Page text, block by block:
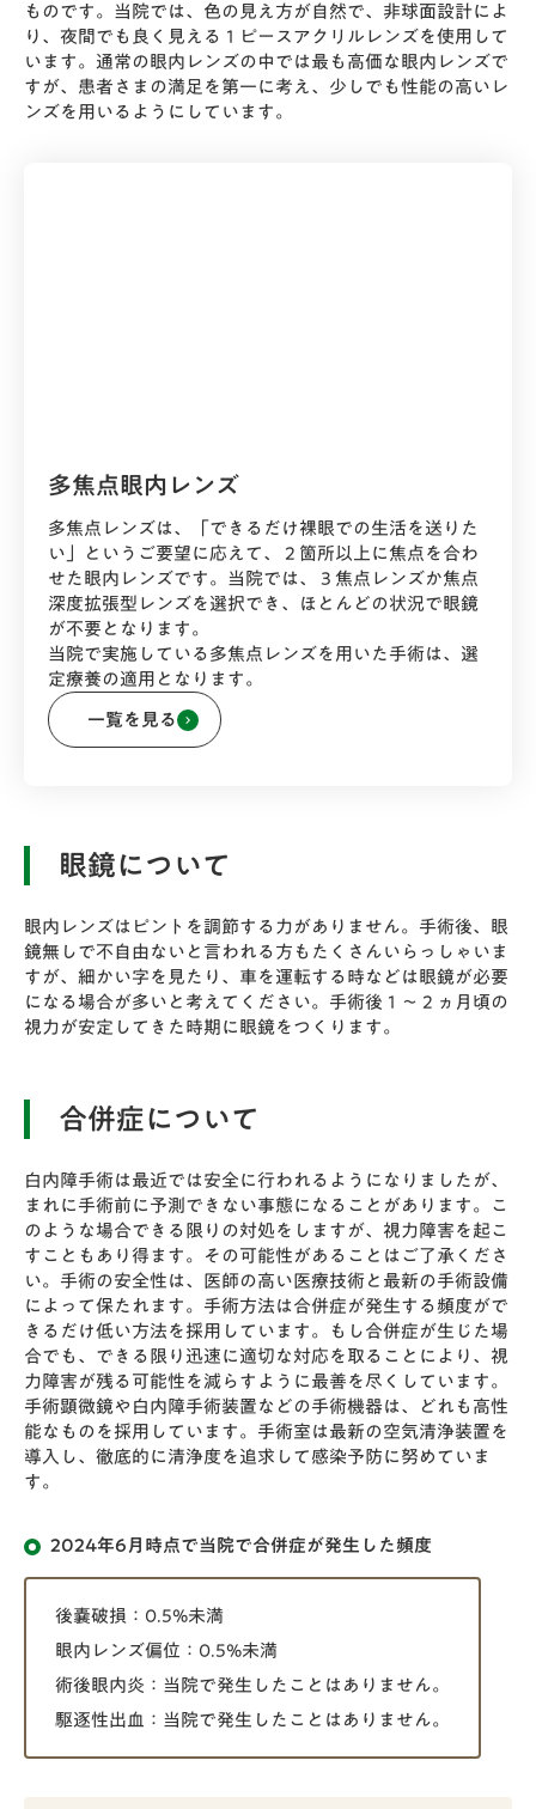
手術中
04
手術終了後、１０分程度は、椅子に座って安静にしてくだ
さい。スタッフから手術後の注意事項などの説明を受け、
帰宅できます。来院から帰宅まで、１時間半から２時間く
らいかかります。
手術後は、普段通りに飲食を行って大丈夫です。ただし、
飲酒は軽めにしてください。
薬をさしたりしないでください。帰宅後も転倒やふらつき
に注意して、できるだけ安静にしてください。
ものです。当院では、色の見え方が自然で、非球面設計によ
り、夜間でも良く見える１ピースアクリルレンズを使用して
います。通常の眼内レンズの中では最も高価な眼内レンズで
すが、患者さまの満足を第一に考え、少しでも性能の高いレ
ンズを用いるようにしています。
多焦点眼内レンズ
多焦点レンズは、「できるだけ裸眼での生活を送りた
い」というご要望に応えて、２箇所以上に焦点を合わ
せた眼内レンズです。当院では、３焦点レンズか焦点
深度拡張型レンズを選択でき、ほとんどの状況で眼鏡
が不要となります。
当院で実施している多焦点レンズを用いた手術は、選
定療養の適用となります。
一覧を見る
keyboard_arrow_right
眼鏡について
眼内レンズはピントを調節する力がありません。手術後、眼
鏡無しで不自由ないと言われる方もたくさんいらっしゃいま
すが、細かい字を見たり、車を運転する時などは眼鏡が必要
になる場合が多いと考えてください。手術後１～２ヵ月頃の
視力が安定してきた時期に眼鏡をつくります。
合併症について
白内障手術は最近では安全に行われるようになりましたが、
まれに手術前に予測できない事態になることがあります。こ
のような場合できる限りの対処をしますが、視力障害を起こ
すこともあり得ます。その可能性があることはご了承くださ
い。手術の安全性は、医師の高い医療技術と最新の手術設備
によって保たれます。手術方法は合併症が発生する頻度がで
きるだけ低い方法を採用しています。もし合併症が生じた場
合でも、できる限り迅速に適切な対応を取ることにより、視
力障害が残る可能性を減らすように最善を尽くしています。
手術顕微鏡や白内障手術装置などの手術機器は、どれも高性
能なものを採用しています。手術室は最新の空気清浄装置を
導入し、徹底的に清浄度を追求して感染予防に努めていま
す。
2024年6月時点で当院で合併症が発生した頻度
後嚢破損：0.5%未満
眼内レンズ偏位：0.5%未満
術後眼内炎：当院で発生したことはありません。
駆逐性出血：当院で発生したことはありません。